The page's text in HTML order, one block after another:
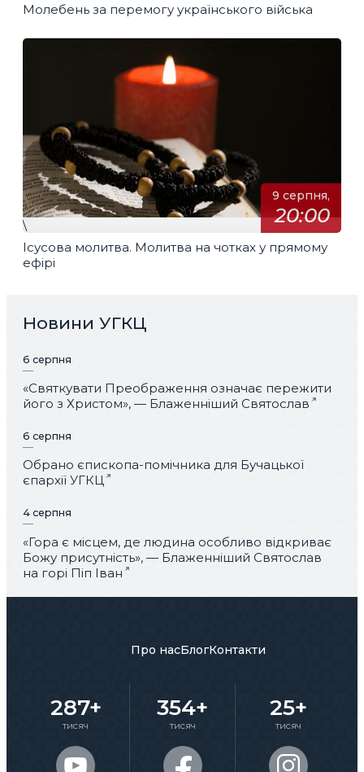
Молебень за перемогу українського війська
9 серпня,
20:00
\
Ісусова молитва. Молитва на чотках у прямому
ефірі
Новини УГКЦ
6 серпня
«Святкувати Преображення означає пережити
його з Христом», — Блаженніший Святослав
6 серпня
Обрано єпископа-помічника для Бучацької
єпархії УГКЦ
4 серпня
«Гора є місцем, де людина особливо відкриває
Божу присутність», — Блаженніший Святослав
на горі Піп Іван
Про насБлогКонтакти
287+
тисяч
354+
тисяч
25+
тисяч